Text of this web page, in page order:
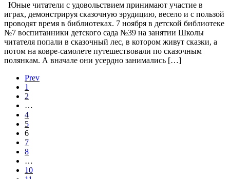
Юные читатели с удовольствием принимают участие в
играх, демонстрируя сказочную эрудицию, весело и с пользой
проводят время в библиотеках. 7 ноября в детской библиотеке
№7 воспитанники детского сада №39 на занятии Школы
читателя попали в сказочный лес, в котором живут сказки, а
потом на ковре-самолете путешествовали по сказочным
полянкам. А вначале они усердно занимались […]
Prev
1
2
…
4
5
6
7
8
…
10